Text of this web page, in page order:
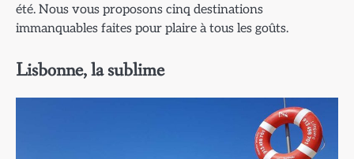
été. Nous vous proposons cinq destinations
immanquables faites pour plaire à tous les goûts.
Lisbonne, la sublime